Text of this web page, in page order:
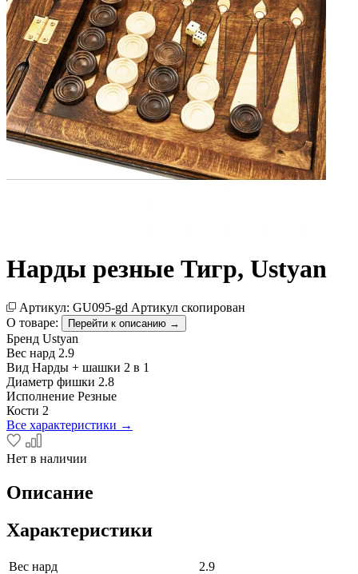
Нарды резные Тигр, Ustyan
Артикул: GU095-gd Артикул скопирован
О товаре:
Перейти к описанию →
Бренд Ustyan
Вес нард 2.9
Вид Нарды + шашки 2 в 1
Диаметр фишки 2.8
Исполнение Резные
Кости 2
Все характеристики →
Нет в наличии
Описание
Характеристики
Вес нард
2.9